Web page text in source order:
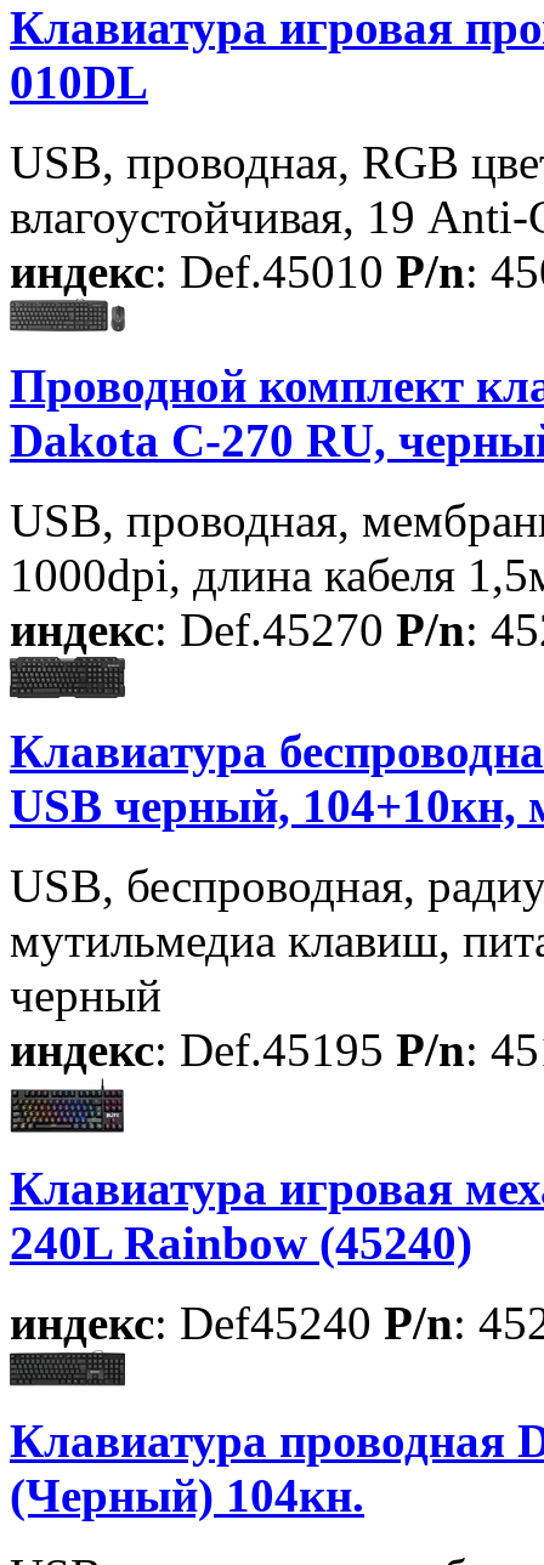
Клавиатура игровая
010DL
USB, проводная, RGB
влагоустойчивая, 19 Anti-
индекс: Def.45010 P/n:
Проводной комплект
Dakota C-270 RU,
USB, проводная,
1000dpi, длина кабеля
индекс: Def.45270 P/n:
Клавиатура
USB черный, 104+10кн,
USB, беспроводная,
мутильмедиа клавиш,
черный
индекс: Def.45195 P/n:
Клавиатура игровая
240L Rainbow (45240)
индекс: Def45240 P/n:
Клавиатура проводная
(Черный) 104кн.